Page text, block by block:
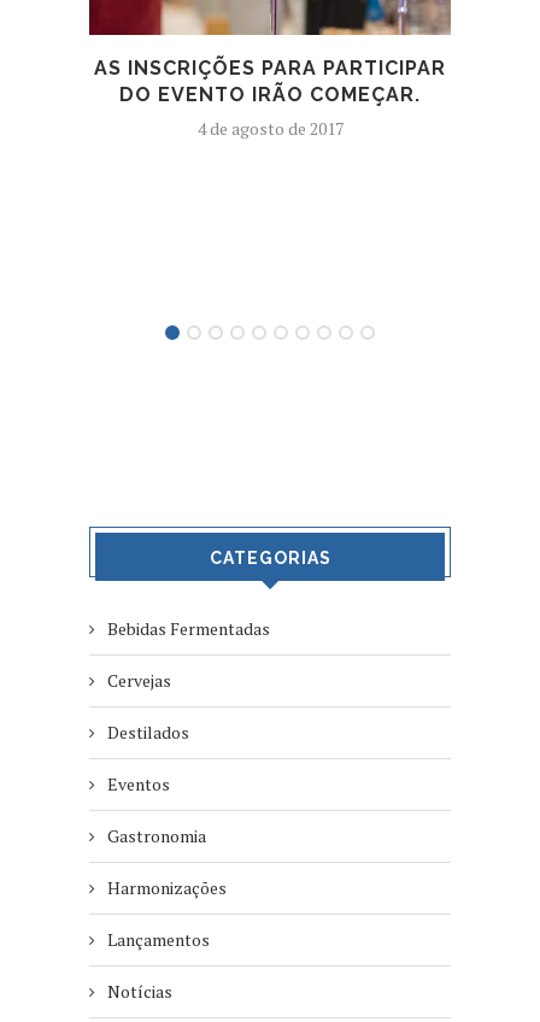
AS INSCRIÇÕES PARA PARTICIPAR
DO EVENTO IRÃO COMEÇAR.
4 de agosto de 2017
CATEGORIAS
Bebidas Fermentadas
Cervejas
Destilados
Eventos
Gastronomia
Harmonizações
Lançamentos
Notícias